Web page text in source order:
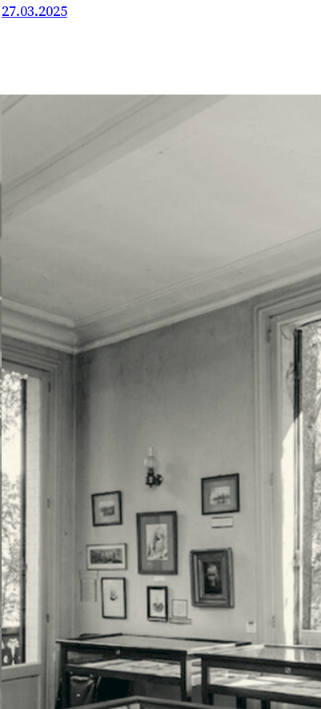
27.03.2025